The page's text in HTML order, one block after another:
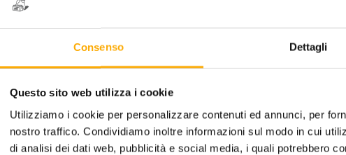
Consenso Dettagli
Questo sito web utilizza i cookie
Utilizziamo i cookie per personalizzare contenuti ed annunci, per
nostro traffico. Condividiamo inoltre informazioni sul modo in cui
di analisi dei dati web, pubblicità e social media, i quali potrebbero
13,00